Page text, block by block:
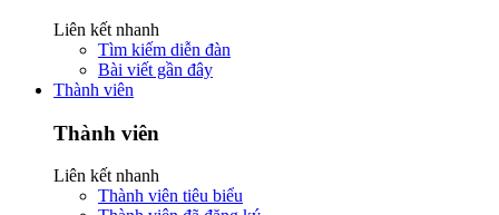
Liên kết nhanh
Tìm kiếm diễn đàn
Bài viết gần đây
Thành viên
Thành viên
Liên kết nhanh
Thành viên tiêu biểu